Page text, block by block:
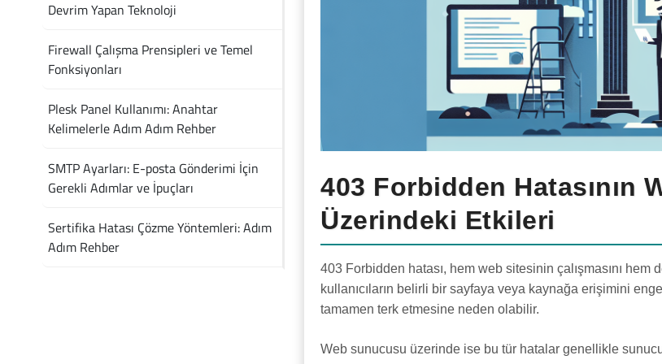
403 Forbidden Hatasının
Üzerindeki Etkileri
403 Forbidden hatası, hem web sitesinin çalışmasını
kullanıcıların belirli bir sayfaya veya kaynağa erişimini
tamamen terk etmesine neden olabilir.
Web sunucusu üzerinde ise bu tür hatalar genellikle
Devrim Yapan Teknoloji
Firewall Çalışma Prensipleri ve Temel
Fonksiyonları
Plesk Panel Kullanımı: Anahtar
Kelimelerle Adım Adım Rehber
SMTP Ayarları: E-posta Gönderimi İçin
Gerekli Adımlar ve İpuçları
Sertifika Hatası Çözme Yöntemleri: Adım
Adım Rehber